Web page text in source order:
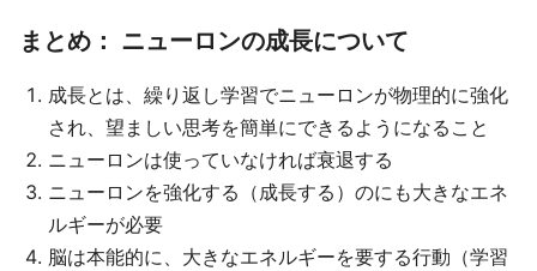
まとめ： ニューロンの成長について
成長とは、繰り返し学習でニューロンが物理的に強化
され、望ましい思考を簡単にできるようになること
ニューロンは使っていなければ衰退する
ニューロンを強化する（成長する）のにも大きなエネ
ルギーが必要
脳は本能的に、大きなエネルギーを要する行動（学習